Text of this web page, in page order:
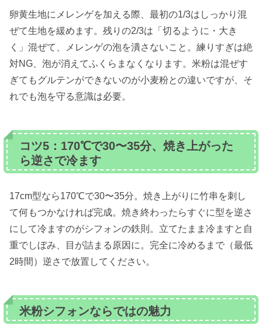
卵黄生地にメレンゲを加える際、最初の1/3はしっかり混
ぜて生地を緩めます。残りの2/3は「切るように・大き
く」混ぜて、メレンゲの泡を潰さないこと。練りすぎは絶
対NG、泡が消えてふくらまなくなります。米粉は混ぜす
ぎてもグルテンができないのが小麦粉との違いですが、そ
れでも泡を守る意識は必要。
コツ5：170℃で30〜35分、焼き上がった
ら逆さで冷ます
17cm型なら170℃で30〜35分。焼き上がりに竹串を刺し
て何もつかなければ完成。焼き終わったらすぐに型を逆さ
にして冷ますのがシフォンの鉄則。立てたまま冷ますと自
重でしぼみ、目が詰まる原因に。完全に冷めるまで（最低
2時間）逆さで放置してください。
米粉シフォンならではの魅力